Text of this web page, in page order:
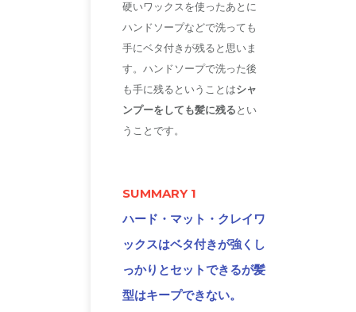
硬いワックスを使ったあとに
ハンドソープなどで洗っても
手にベタ付きが残ると思いま
す。ハンドソープで洗った後
も手に残るということはシャ
ンプーをしても髪に残る とい
うことです。
SUMMARY 1
ハード・マット・クレイワ
ックスはベタ付きが強くし
っかりとセットできるが髪
型はキープできない。